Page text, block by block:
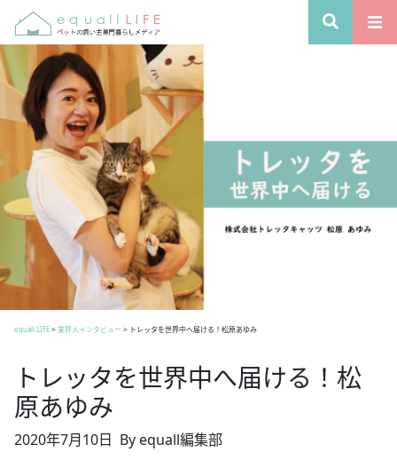
equall LIFE> 業界人インタビュー > トレッタを世界中へ届ける！松原あゆみ
トレッタを世界中へ届ける！松
原あゆみ
2020年7月10日 By equall編集部